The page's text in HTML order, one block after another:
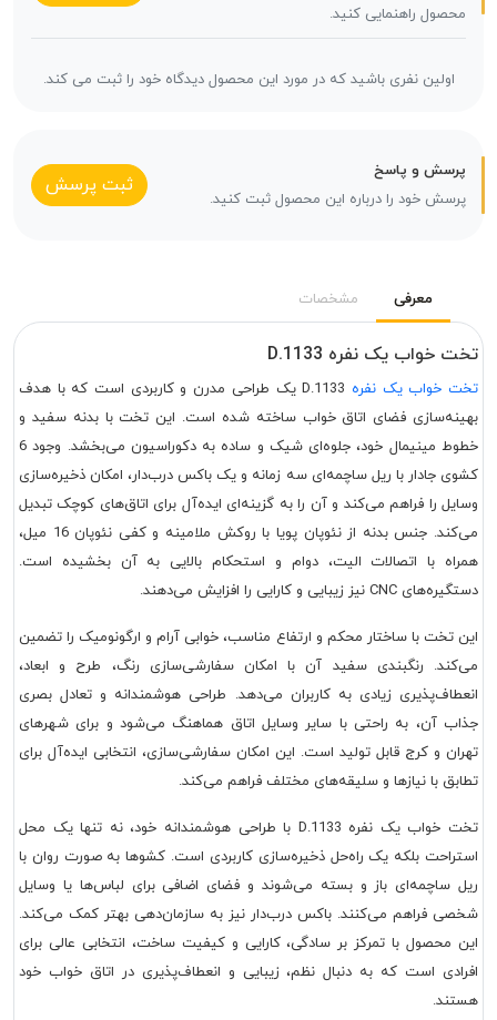
محصول راهنمایی کنید.
اولین نفری باشید که در مورد این محصول دیدگاه خود را ثبت می کند.
پرسش و پاسخ
پرسش خود را درباره این محصول ثبت کنید.
ثبت پرسش
معرفی مشخصات
تخت خواب یک نفره D.1133
تخت خواب یک نفره
D.1133 یک طراحی مدرن و کاربردی است که با هدف
بهینه‌سازی فضای اتاق خواب ساخته شده است. این تخت با بدنه سفید و
خطوط مینیمال خود، جلوه‌ای شیک و ساده به دکوراسیون می‌بخشد. وجود 6
کشوی جادار با ریل ساچمه‌ای سه زمانه و یک باکس درب‌دار، امکان ذخیره‌سازی
وسایل را فراهم می‌کند و آن را به گزینه‌ای ایده‌آل برای اتاق‌های کوچک تبدیل
می‌کند. جنس بدنه از نئوپان پویا با روکش ملامینه و کفی نئوپان 16 میل،
همراه با اتصالات الیت، دوام و استحکام بالایی به آن بخشیده است.
دستگیره‌های CNC نیز زیبایی و کارایی را افزایش می‌دهند.
این تخت با ساختار محکم و ارتفاع مناسب، خوابی آرام و ارگونومیک را تضمین
می‌کند. رنگبندی سفید آن با امکان سفارشی‌سازی رنگ، طرح و ابعاد،
انعطاف‌پذیری زیادی به کاربران می‌دهد. طراحی هوشمندانه و تعادل بصری
جذاب آن، به راحتی با سایر وسایل اتاق هماهنگ می‌شود و برای شهرهای
تهران و کرج قابل تولید است. این امکان سفارشی‌سازی، انتخابی ایده‌آل برای
تطابق با نیازها و سلیقه‌های مختلف فراهم می‌کند.
تخت خواب یک نفره D.1133 با طراحی هوشمندانه خود، نه تنها یک محل
استراحت بلکه یک راه‌حل ذخیره‌سازی کاربردی است. کشوها به صورت روان با
ریل ساچمه‌ای باز و بسته می‌شوند و فضای اضافی برای لباس‌ها یا وسایل
شخصی فراهم می‌کنند. باکس درب‌دار نیز به سازمان‌دهی بهتر کمک می‌کند.
این محصول با تمرکز بر سادگی، کارایی و کیفیت ساخت، انتخابی عالی برای
افرادی است که به دنبال نظم، زیبایی و انعطاف‌پذیری در اتاق خواب خود
هستند.